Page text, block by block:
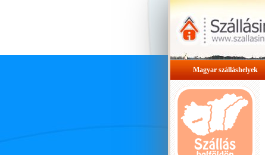
Magyar szálláshelyek